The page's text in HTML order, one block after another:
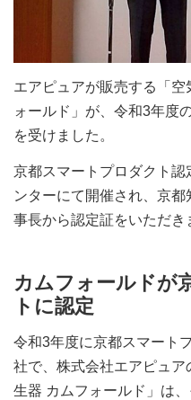
エアピュアが販売する「
ォールド」が、令和3年度
を受けました。
京都スマートプロダクト
ンターにて開催され、京
事長から認定証をいただき
カムフォールドが
トに認定
令和3年度に京都スマート
社で、株式会社エアピュ
生器 カムフォールド」は